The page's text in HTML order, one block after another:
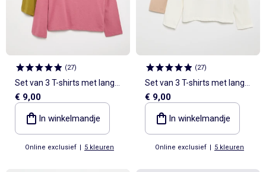
(27)
Set van 3 T-shirts met lange
mouwen
€ 9,00
In winkelmandje
Online exclusief | 5 kleuren
(27)
Set van 3 T-shirts met lange
mouwen
€ 9,00
In winkelmandje
Online exclusief | 5 kleuren